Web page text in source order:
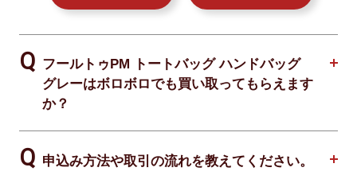
フールトゥPM トートバッグ ハンドバッグ
グレーはボロボロでも買い取ってもらえます
か？
申込み方法や取引の流れを教えてください。